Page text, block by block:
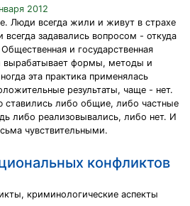
2012
Люди всегда жили и живут в страхе
всегда задавались вопросом - откуда
и государственная
вырабатывает формы, методы и
эта практика применялась
результаты, чаще - нет.
ставились либо общие, либо частные
либо реализовывались, либо нет. И
чувствительными.
конфликтов
криминологические аспекты